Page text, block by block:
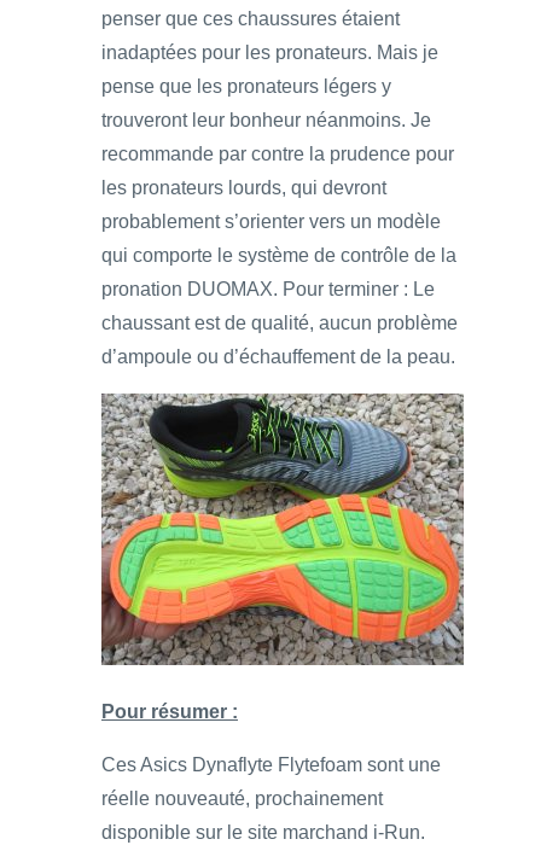
penser que ces chaussures étaient
inadaptées pour les pronateurs. Mais je
pense que les pronateurs légers y
trouveront leur bonheur néanmoins. Je
recommande par contre la prudence pour
les pronateurs lourds, qui devront
probablement s’orienter vers un modèle
qui comporte le système de contrôle de la
pronation DUOMAX. Pour terminer : Le
chaussant est de qualité, aucun problème
d’ampoule ou d’échauffement de la peau.
Pour résumer :
Ces Asics Dynaflyte Flytefoam sont une
réelle nouveauté, prochainement
disponible sur le site marchand i-Run.